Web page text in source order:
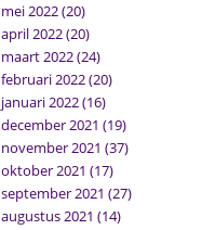
mei 2022(20)
april 2022(20)
maart 2022(24)
februari 2022(20)
januari 2022(16)
december 2021 (19)
november 2021 (37)
oktober 2021 (17)
september 2021 (27)
augustus 2021 (14)